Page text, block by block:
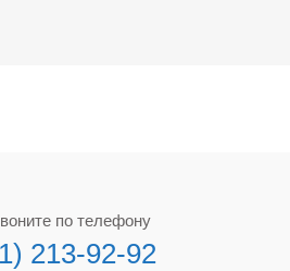
по телефону
213-92-92